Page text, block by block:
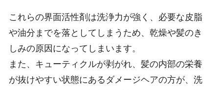
これらの界面活性剤は洗浄力が強く、必要な皮脂
や油分までを落としてしまうため、乾燥や髪のき
しみの原因になってしまいます。
また、キューティクルが剥がれ、髪の内部の栄養
が抜けやすい状態にあるダメージヘアの方が、洗